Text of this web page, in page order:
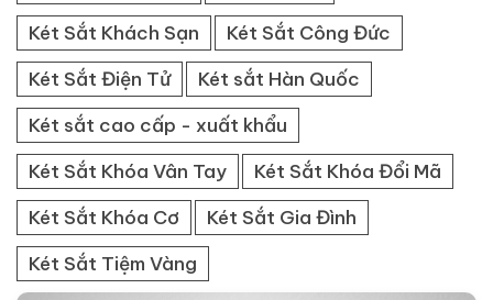
Két Sắt Khách Sạn
Két Sắt Công Đức
Két Sắt Điện Tử
Két sắt Hàn Quốc
Két sắt cao cấp - xuất khẩu
Két Sắt Khóa Vân Tay
Két Sắt Khóa Đổi Mã
Két Sắt Khóa Cơ
Két Sắt Gia Đình
Két Sắt Tiệm Vàng